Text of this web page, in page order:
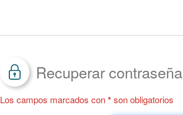
Cliente: Recuperar contraseña
Los campos marcados con*son obligatorios